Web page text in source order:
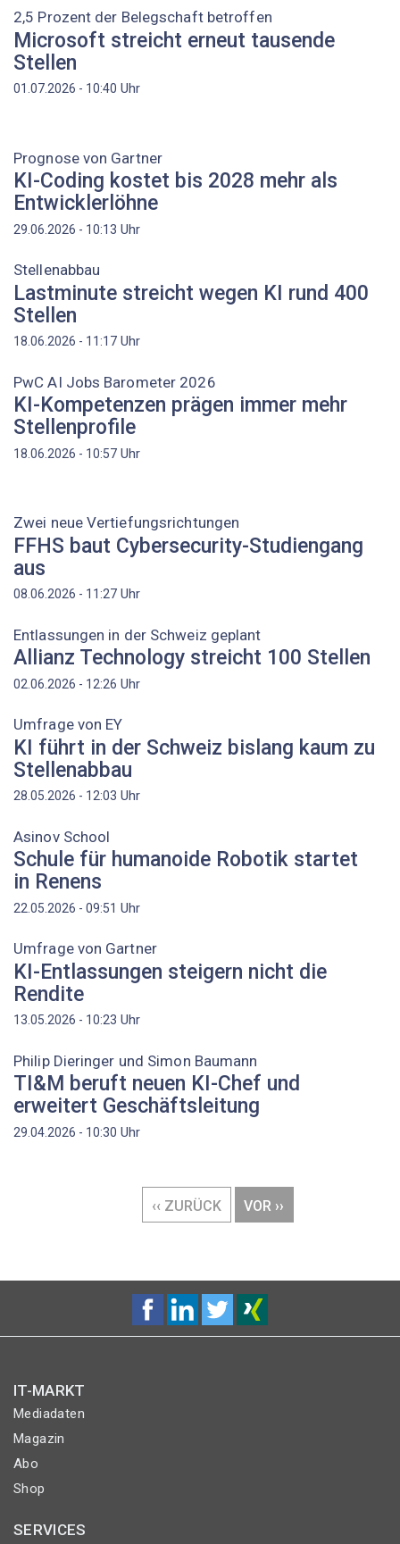
2,5 Prozent der Belegschaft betroffen
Microsoft streicht erneut tausende
Stellen
01.07.2026 - 10:40 Uhr
Prognose von Gartner
KI-Coding kostet bis 2028 mehr als
Entwicklerlöhne
29.06.2026 - 10:13 Uhr
Stellenabbau
Lastminute streicht wegen KI rund 400
Stellen
18.06.2026 - 11:17 Uhr
PwC AI Jobs Barometer 2026
KI-Kompetenzen prägen immer mehr
Stellenprofile
18.06.2026 - 10:57 Uhr
Zwei neue Vertiefungsrichtungen
FFHS baut Cybersecurity-Studiengang
aus
08.06.2026 - 11:27 Uhr
Entlassungen in der Schweiz geplant
Allianz Technology streicht 100 Stellen
02.06.2026 - 12:26 Uhr
Umfrage von EY
KI führt in der Schweiz bislang kaum zu
Stellenabbau
28.05.2026 - 12:03 Uhr
Asinov School
Schule für humanoide Robotik startet
in Renens
22.05.2026 - 09:51 Uhr
Umfrage von Gartner
KI-Entlassungen steigern nicht die
Rendite
13.05.2026 - 10:23 Uhr
Philip Dieringer und Simon Baumann
TI&M beruft neuen KI-Chef und
erweitert Geschäftsleitung
29.04.2026 - 10:30 Uhr
VORHERIGE
SEITE
‹‹ ZURÜCK
NÄCHSTE
SEITE
VOR ››
IT-MARKT
Mediadaten
Magazin
Abo
Shop
SERVICES